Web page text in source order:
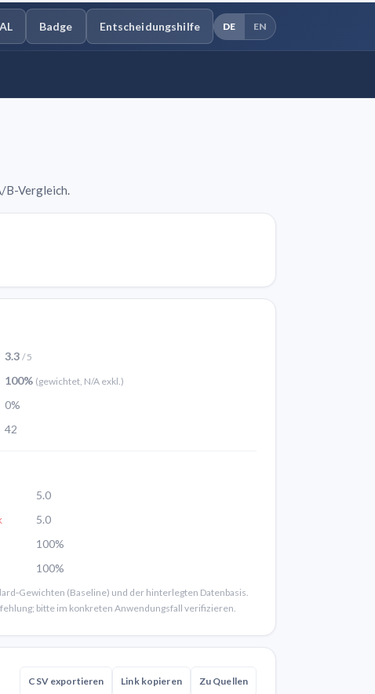
Badge Entscheidungshilfe DE EN
B-Vergleich.
3.3 / 5
100% (gewichtet, N/A exkl.)
0%
42
5.0
5.0
100%
100%
(Baseline) und der hinterlegten Datenbasis.
bitte im konkreten Anwendungsfall verifizieren.
CSV exportieren Link kopieren Zu Quellen